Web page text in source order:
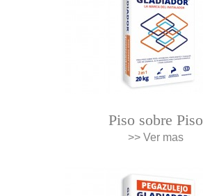
Piso sobre Piso
>> Ver mas